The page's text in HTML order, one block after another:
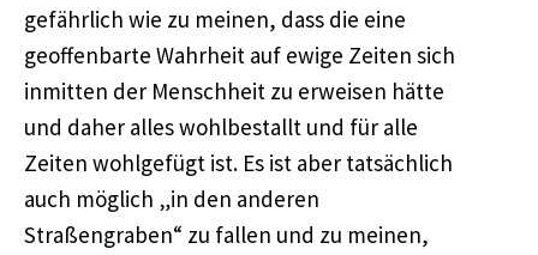
gefährlich wie zu meinen, dass die eine
geoffenbarte Wahrheit auf ewige Zeiten sich
inmitten der Menschheit zu erweisen hätte
und daher alles wohlbestallt und für alle
Zeiten wohlgefügt ist. Es ist aber tatsächlich
auch möglich „in den anderen
Straßengraben“ zu fallen und zu meinen,